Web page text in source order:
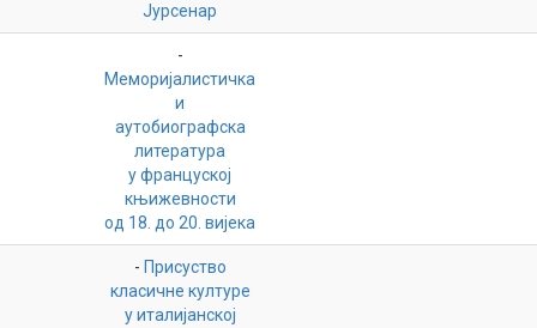
Јурсенар
-
Меморијалистичка
и
аутобиографска
литература
у француској
књижевности
од 18. до 20. вијека
- Присуство
класичне културе
у италијанској